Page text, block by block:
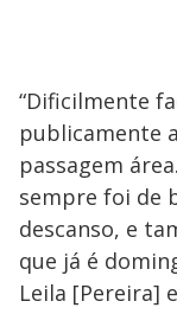
“Dificilmente
publicamente
passagem
sempre foi de
descanso, e
que já é
Leila [Pereira]